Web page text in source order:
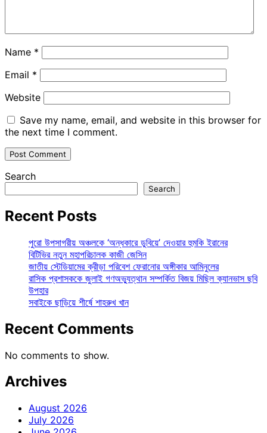
Name *
Email *
Website
Save my name, email, and website in this browser for
the next time I comment.
Search
Search
Recent Posts
পুরো উপসাগরীয় অঞ্চলকে ‘অন্ধকারে ডুবিয়ে’ দেওয়ার হুমকি ইরানের
বিটিভির নতুন মহাপরিচালক কাজী জেসিন
জাতীয় স্টেডিয়ামের ক্রীড়া পরিবেশ ফেরানোর অঙ্গীকার আমিনুলের
রাসিক প্রশাসককে জুলাই গণঅভ্যুত্থান সম্পর্কিত বিজয় মিছিল ক্যানভাস ছবি
উপহার
সবাইকে ছাড়িয়ে শীর্ষে শাহরুখ খান
Recent Comments
No comments to show.
Archives
August 2026
July 2026